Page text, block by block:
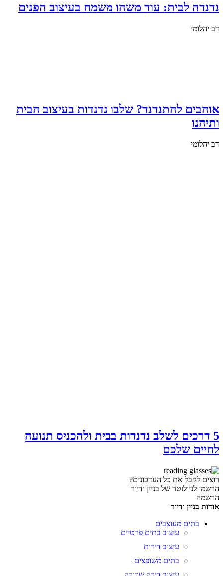
נדנדה לבית: עוד משהו משמח בעיצוב הפנים
דב יהלומי
אוהבים להתנדנד? שלבו נדנדות בעיצוב הבית
ותיהנו
דב יהלומי
5 דרכים לשלב נדנדות בבית ולהכניס תנועה
לחיים שלכם
רוצים לקבל את כל העדכונים?
הרשמו לניולזטר של בניין ודיור
הרשמה
אודות בניין ודיור
בתים מעוצבים
עיצוב בתים פרטיים
עיצוב דירות
בתים משופצים